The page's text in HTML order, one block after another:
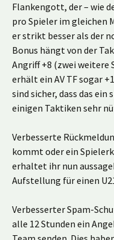
Flankengott, der – wie
pro Spieler im gleichen
er strikt besser als der
Bonus hängt von der
Angriff +8 (zwei weitere
erhält ein AV TF sogar
sind sicher, dass das ein
einigen Taktiken sehr
Verbesserte
kommt oder ein
erhaltet ihr nun
Aufstellung für einen
Verbesserter Spam-
alle 12 Stunden ein